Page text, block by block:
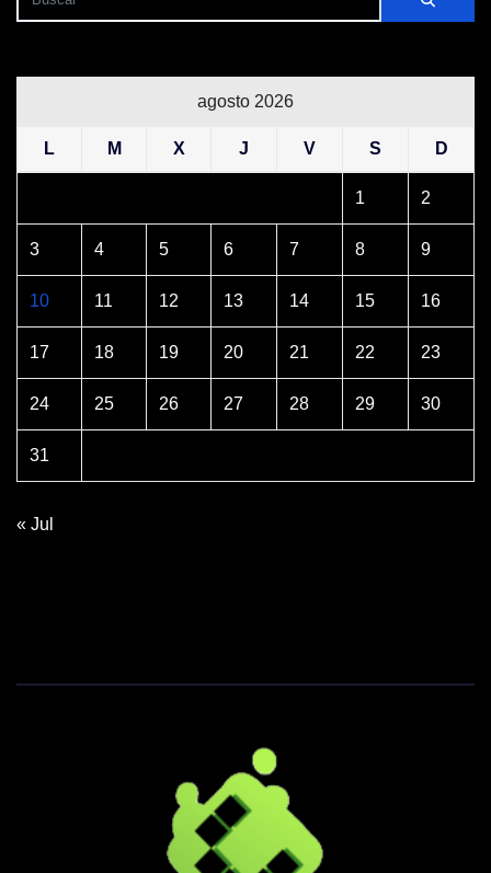
agosto 2026
L M X J V S D
1 2
3 4 5 6 7 8 9
10 11 12 13 14 15 16
17 18 19 20 21 22 23
24 25 26 27 28 29 30
31
« Jul